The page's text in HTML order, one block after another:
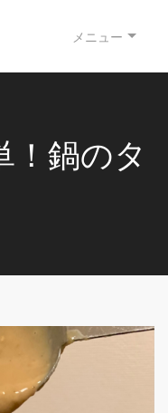
メニュー
鍋のタ